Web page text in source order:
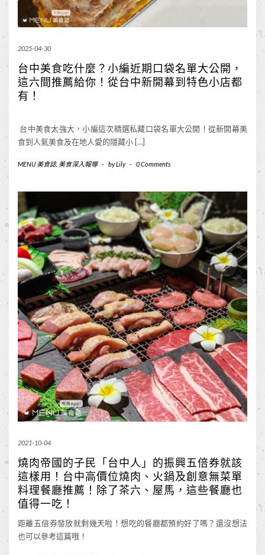
2025-04-30
台中美食吃什麼？小編近期口袋名單大公開，
這六間推薦給你！從台中新開幕到特色小店都
有！
台中美食太強大，小編這次精選私藏口袋名單大公開！從新開幕美
食到人氣美食及在地人愛的隱藏小 […]
MENU 美食誌, 美食深入報導 - byLily - 0 Comments
2021-10-04
燒肉帝國的子民「台中人」的振興五倍券就該
這樣用！台中高價位燒肉、火鍋及創意無菜單
料理餐廳推薦！除了茶六、屋馬，這些餐廳也
值得一吃！
距離五倍券發放就剩幾天啦！想吃的餐廳都預約好了嗎？還沒想法
也可以參考這篇哦！